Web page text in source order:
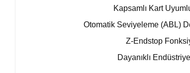
Kapsamlı Kart
Otomatik Seviyeleme (ABL)
Z-Endstop
Dayanıklı